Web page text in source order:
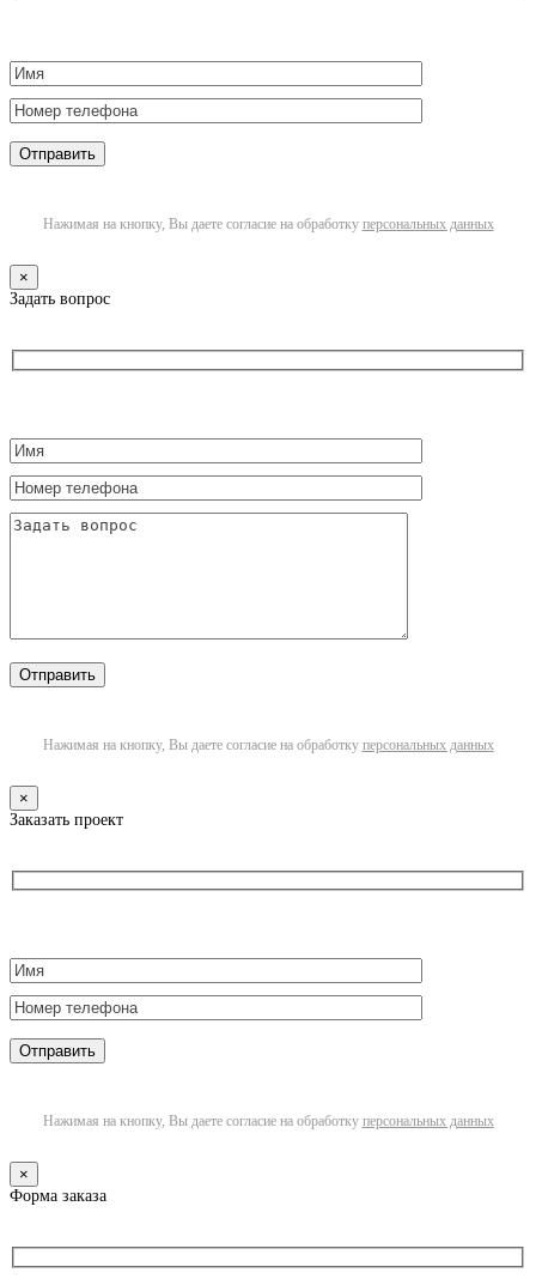
Нажимая на кнопку, Вы даете согласие на обработку персональных данных
×
Задать вопрос
Нажимая на кнопку, Вы даете согласие на обработку персональных данных
×
Заказать проект
Нажимая на кнопку, Вы даете согласие на обработку персональных данных
×
Форма заказа